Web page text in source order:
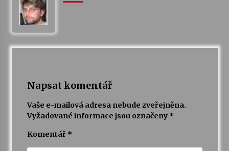
Napsat komentář
Vaše e-mailová adresa nebude zveřejněna.
Vyžadované informace jsou označeny *
Komentář *